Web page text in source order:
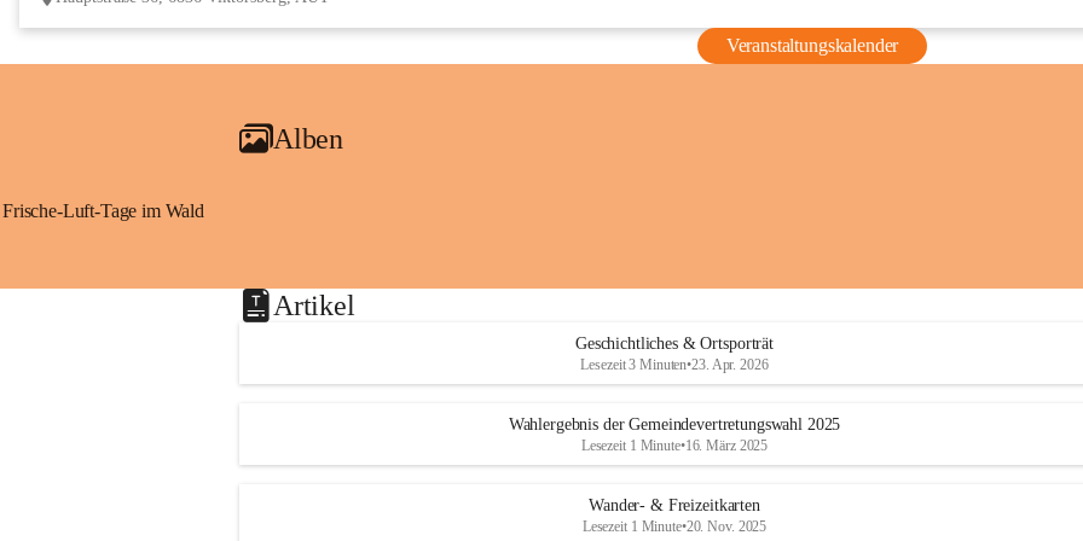
Veranstaltungskalender
Alben
Frische-Luft-Tage im Wald
Artikel
Geschichtliches & Ortsporträt
Lesezeit 3 Minuten•23. Apr. 2026
Wahlergebnis der Gemeindevertretungswahl 2025
Lesezeit 1 Minute•16. März 2025
Wander- & Freizeitkarten
Lesezeit 1 Minute•20. Nov. 2025